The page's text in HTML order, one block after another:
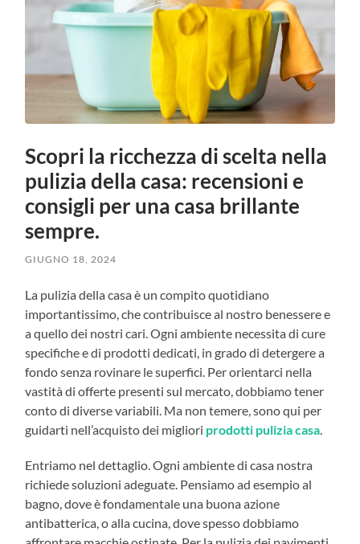
Scopri la ricchezza di scelta nella
pulizia della casa: recensioni e
consigli per una casa brillante
sempre.
GIUGNO 18, 2024
La pulizia della casa è un compito quotidiano
importantissimo, che contribuisce al nostro benessere e
a quello dei nostri cari. Ogni ambiente necessita di cure
specifiche e di prodotti dedicati, in grado di detergere a
fondo senza rovinare le superfici. Per orientarci nella
vastità di offerte presenti sul mercato, dobbiamo tener
conto di diverse variabili. Ma non temere, sono qui per
guidarti nell’acquisto dei migliori prodotti pulizia casa.
Entriamo nel dettaglio. Ogni ambiente di casa nostra
richiede soluzioni adeguate. Pensiamo ad esempio al
bagno, dove è fondamentale una buona azione
antibatterica, o alla cucina, dove spesso dobbiamo